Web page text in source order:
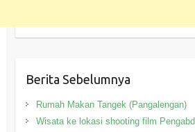
Berita Sebelumnya
Rumah Makan Tangek (Pangalengan)
Wisata ke lokasi shooting film